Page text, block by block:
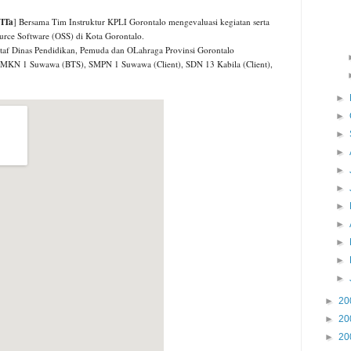
] Bersama Tim Instruktur KPLI Gorontalo mengevaluasi kegiatan serta
Software (OSS) di Kota Gorontalo.
Dinas Pendidikan, Pemuda dan OLahraga Provinsi Gorontalo
1 Suwawa (BTS), SMPN 1 Suwawa (Client), SDN 13 Kabila (Client),
►
►
►
►
►
►
►
►
►
►
►
►
►
►